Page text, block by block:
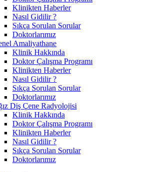
Klinikten Haberler
Nasıl Gidilir ?
Sıkça Sorulan Sorular
Doktorlarımız
Amaliyathane
Klinik Hakkında
Doktor Çalışma Programı
Klinikten Haberler
Nasıl Gidilir ?
Sıkça Sorulan Sorular
Doktorlarımız
Diş Çene Radyolojisi
Klinik Hakkında
Doktor Çalışma Programı
Klinikten Haberler
Nasıl Gidilir ?
Sıkça Sorulan Sorular
Doktorlarımız